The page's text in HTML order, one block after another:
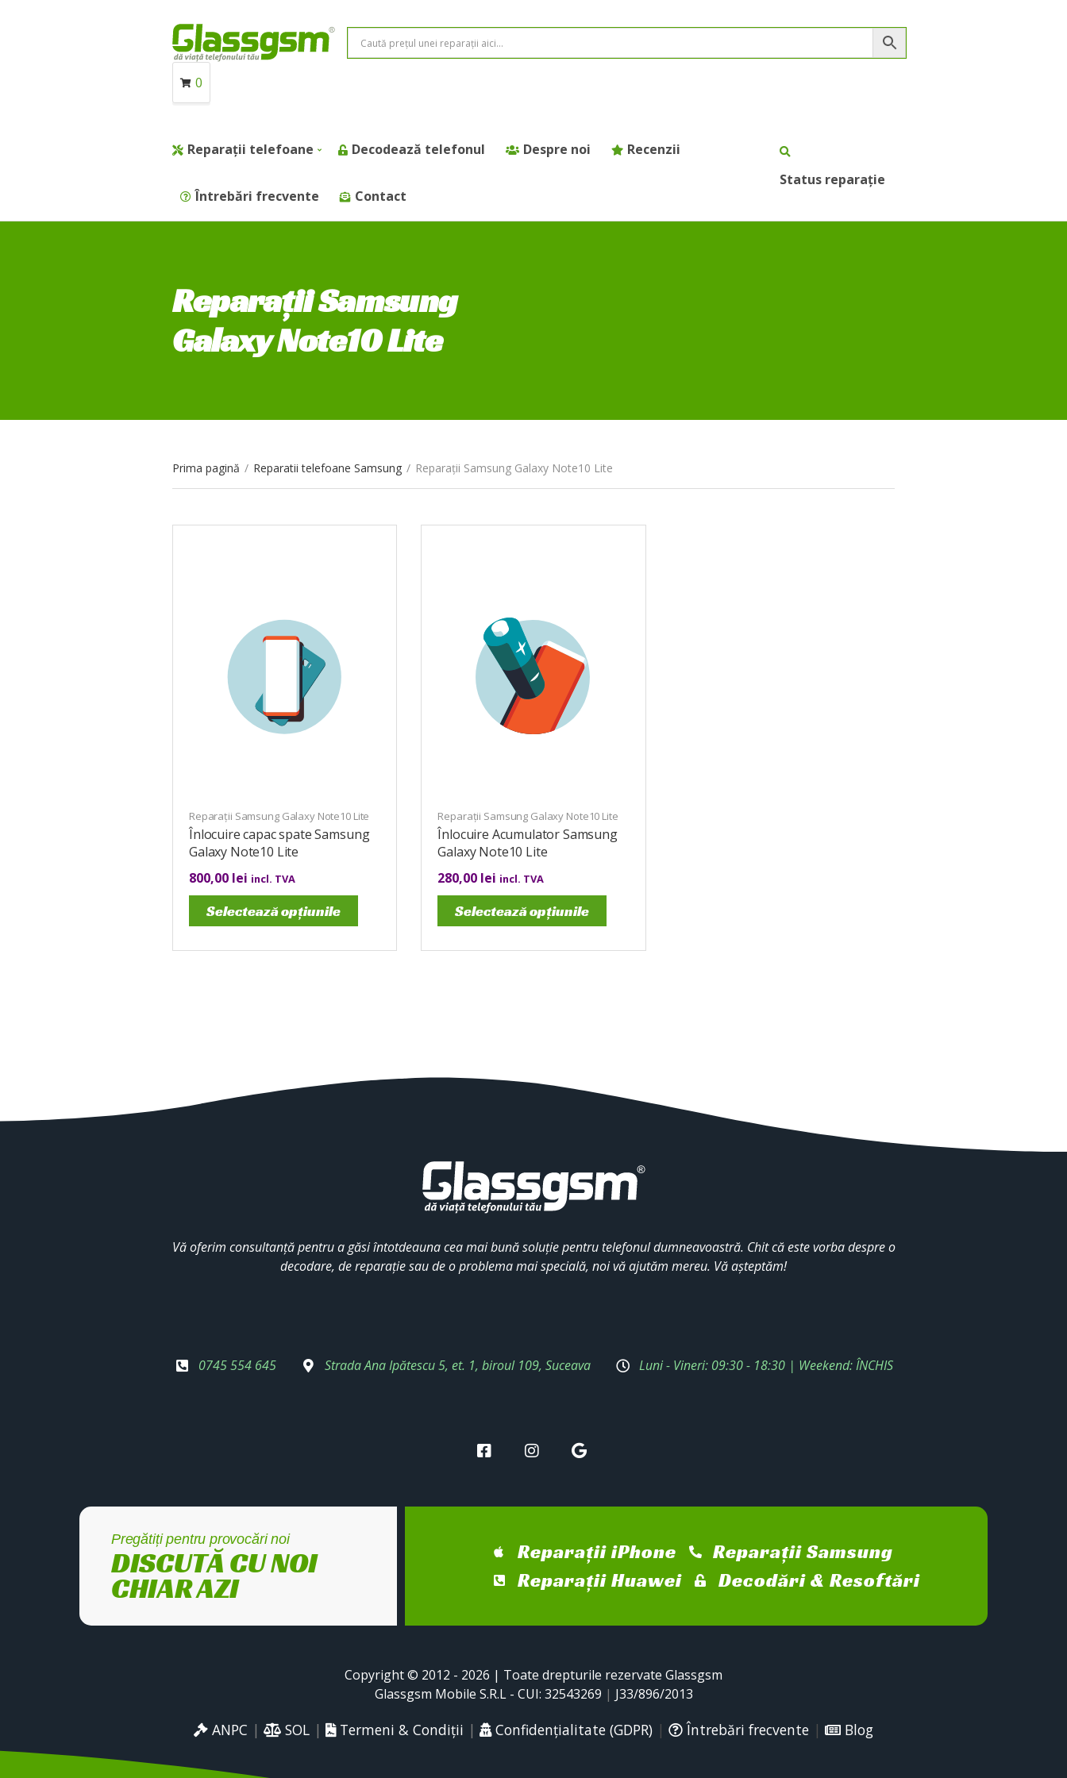
0
Reparații telefoane Decodează telefonul Despre noi Recenzii
Întrebări frecvente Contact
Status reparație
Reparații Samsung
Galaxy Note10 Lite
Prima pagină / Reparatii telefoane Samsung / Reparații Samsung Galaxy Note10 Lite
Reparații Samsung Galaxy Note10 Lite
Înlocuire capac spate Samsung
Galaxy Note10 Lite
800,00 lei incl. TVA
Selectează opțiunile
Reparații Samsung Galaxy Note10 Lite
Înlocuire Acumulator Samsung
Galaxy Note10 Lite
280,00 lei incl. TVA
Selectează opțiunile
Vă oferim consultanță pentru a găsi întotdeauna cea mai bună soluție pentru telefonul dumneavoastră. Chit că este vorba despre o
decodare, de reparație sau de o problema mai specială, noi vă ajutăm mereu. Vă așteptăm!
0745 554 645 Strada Ana Ipătescu 5, et. 1, biroul 109, Suceava Luni - Vineri: 09:30 - 18:30 | Weekend: ÎNCHIS
Pregătiți pentru provocări noi
DISCUTĂ CU NOI
CHIAR AZI
Reparații iPhone
Reparații Samsung
Reparații Huawei
Decodări & Resoftări
Copyright © 2012 - 2026 | Toate drepturile rezervate Glassgsm
Glassgsm Mobile S.R.L - CUI: 32543269 | J33/896/2013
ANPC | SOL | Termeni & Condiții | Confidențialitate (GDPR) | Întrebări frecvente | Blog